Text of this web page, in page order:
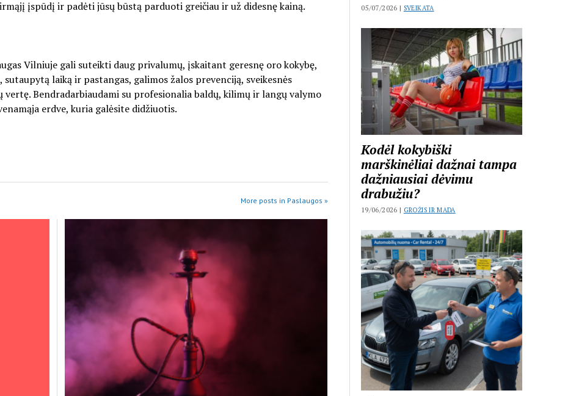
įspūdį ir padėti jūsų būstą parduoti greičiau ir už didesnę kainą.
Vilniuje gali suteikti daug privalumų, įskaitant geresnę oro kokybę,
laiką ir pastangas, galimos žalos prevenciją, sveikesnės
vertę. Bendradarbiaudami su profesionalia baldų, kilimų ir langų valymo
erdve, kuria galėsite didžiuotis.
More posts in Paslaugos »
05/07/2026 | SVEIKATA
Kodėl kokybiški
marškinėliai dažnai tampa
dažniausiai dėvimu
drabužiu?
19/06/2026 | GROŽIS IR MADA